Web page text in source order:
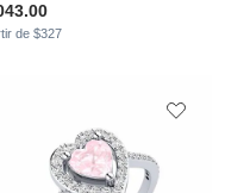
de $327